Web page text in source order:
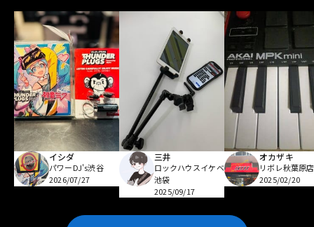
イシダ
パワーDJ's渋谷
2026/07/27
三井
ロックハウスイケベ
池袋
2025/09/17
オカザキ
リボレ秋葉原店
2025/02/20